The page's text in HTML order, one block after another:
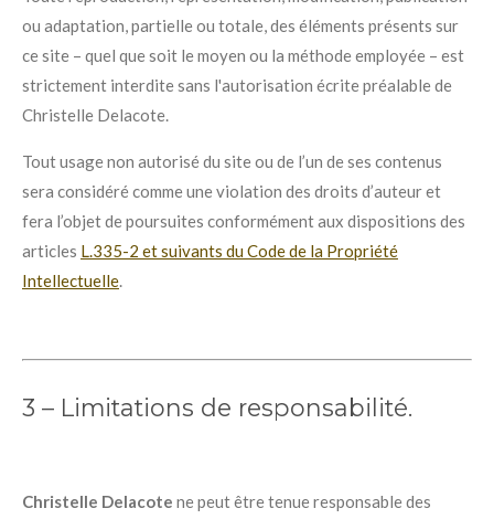
ou adaptation, partielle ou totale, des éléments présents sur
ce site – quel que soit le moyen ou la méthode employée – est
strictement interdite sans l'autorisation écrite préalable de
Christelle Delacote.
Tout usage non autorisé du site ou de l’un de ses contenus
sera considéré comme une violation des droits d’auteur et
fera l’objet de poursuites conformément aux dispositions des
articles L.335-2 et suivants du Code de la Propriété
Intellectuelle.
3 – Limitations de responsabilité.
Christelle Delacote ne peut être tenue responsable des